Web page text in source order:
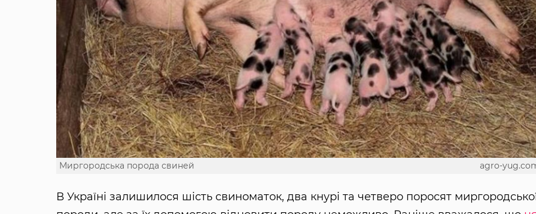
agro-
Миргородська порода свиней
В Україні залишилося шість свиноматок, два кнурі та четверо поросят